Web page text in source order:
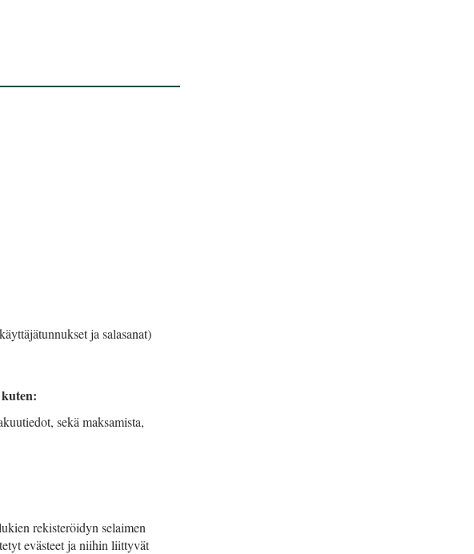
ja salasanat)
sekä maksamista,
rekisteröidyn selaimen
evästeet ja niihin liittyvät